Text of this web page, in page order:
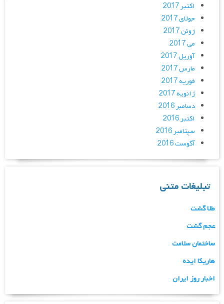
اکتبر 2017
جولای 2017
ژوئن 2017
می 2017
آوریل 2017
مارس 2017
فوریه 2017
ژانویه 2017
دسامبر 2016
اکتبر 2016
سپتامبر 2016
آگوست 2016
تبلیغات متنی
طلا گشت
عجم گشت
ساختمان سلامت
هاریکا ایده
اخبار روز ایران